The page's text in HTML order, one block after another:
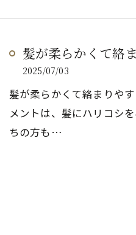
髪が柔らかくて絡
2025/07/03
髪が柔らかくて絡まりや
メントは、髪にハリコシ
ちの方も…